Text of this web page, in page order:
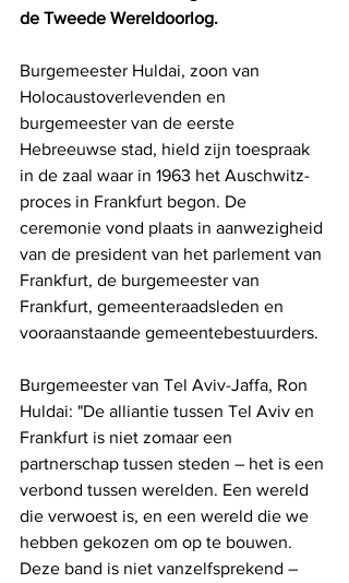
de Tweede Wereldoorlog.
Burgemeester Huldai, zoon van
Holocaustoverlevenden en
burgemeester van de eerste
Hebreeuwse stad, hield zijn toespraak
in de zaal waar in 1963 het Auschwitz-
proces in Frankfurt begon. De
ceremonie vond plaats in aanwezigheid
van de president van het parlement van
Frankfurt, de burgemeester van
Frankfurt, gemeenteraadsleden en
vooraanstaande gemeentebestuurders.
Burgemeester van Tel Aviv-Jaffa, Ron
Huldai: "De alliantie tussen Tel Aviv en
Frankfurt is niet zomaar een
partnerschap tussen steden – het is een
verbond tussen werelden. Een wereld
die verwoest is, en een wereld die we
hebben gekozen om op te bouwen.
Deze band is niet vanzelfsprekend –